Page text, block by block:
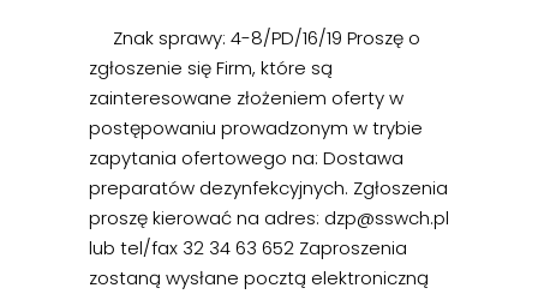
Znak sprawy: 4-8/PD/16/19 Proszę o
zgłoszenie się Firm, które są
zainteresowane złożeniem oferty w
postępowaniu prowadzonym w trybie
zapytania ofertowego na: Dostawa
preparatów dezynfekcyjnych. Zgłoszenia
proszę kierować na adres: dzp@sswch.pl
lub tel/fax 32 34 63 652 Zaproszenia
zostaną wysłane pocztą elektroniczną